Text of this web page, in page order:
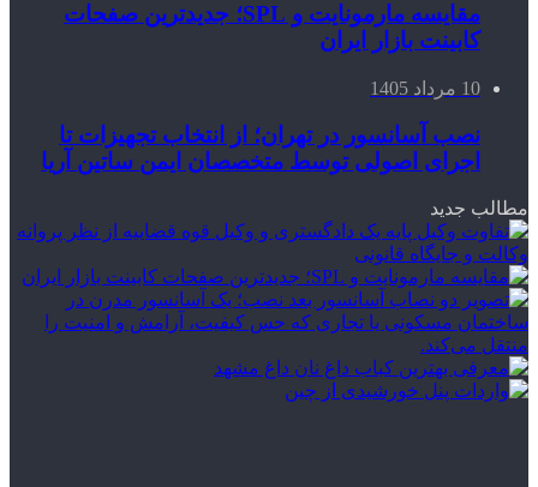
مقایسه مارمونایت و SPL؛ جدیدترین صفحات
کابینت بازار ایران
10 مرداد 1405
نصب آسانسور در تهران؛ از انتخاب تجهیزات تا
اجرای اصولی توسط متخصصان ایمن ساتین آریا
مطالب جدید